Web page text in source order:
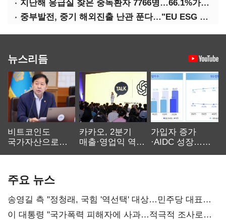
지난해 응급실 찾은 중독환자 7766명…66.1%가 '의도적 중독'
중부발전, 중기 해외진출 난관 푼다…"EU ESG 실사 공동 대응"
뉴스리듬
비트코인도
국가자산으로…'
카카오, 2분기
매출·영업익 역대
가입자 증가
·AIDC 성장…
주요 뉴스
송영길 측 "정청래, 국힘 '역선택' 대상…민주당 대표로
총선 지휘 못해"
이 대통령 "국가폭력 피해자에 사과…적극적 조사로